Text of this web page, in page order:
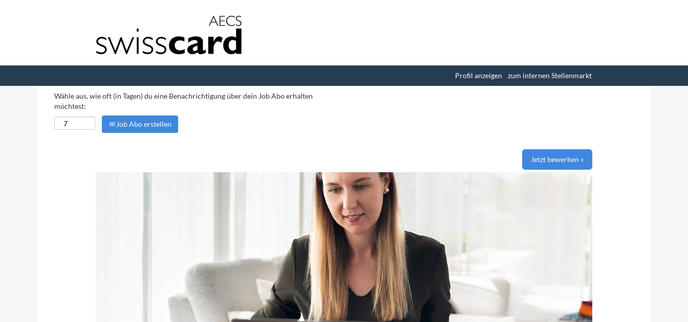
Profil anzeigen zum internen Stellenmarkt
Mehr Optionen anzeigen
Wähle aus, wie oft (in Tagen) du eine Benachrichtigung über dein Job Abo erhalten
möchtest:
Job Abo erstellen
Jetzt bewerben »